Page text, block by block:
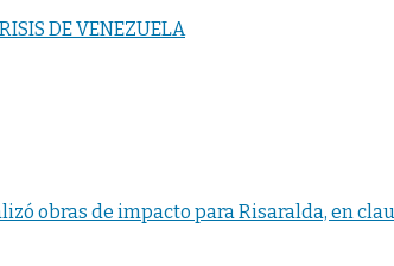
DE VENEZUELA
obras de impacto para Risaralda, en